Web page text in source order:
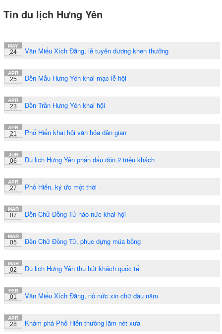
Tin du lịch Hưng Yên
MAY
24 Văn Miếu Xích Đằng, lễ tuyên dương khen thưởng
APR
25 Đền Mẫu Hưng Yên khai mạc lễ hội
APR
23 Đền Trần Hưng Yên khai hội
APR
21 Phố Hiến khai hội văn hóa dân gian
JUN
06 Du lịch Hưng Yên phấn đấu đón 2 triệu khách
APR
27 Phố Hiến, ký ức một thời
MAR
07 Đền Chử Đồng Tử náo nức khai hội
MAR
05 Đền Chử Đồng Tử, phục dựng múa bồng
MAR
02 Du lịch Hưng Yên thu hút khách quốc tế
FEB
01 Văn Miếu Xích Đằng, nô nức xin chữ đầu năm
APR
28 Khám phá Phố Hiến thưởng lãm nét xưa